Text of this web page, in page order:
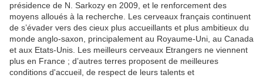
présidence de N. Sarkozy en 2009, et le renforcement des
moyens alloués à la recherche. Les cerveaux français continuent
de s’évader vers des cieux plus accueillants et plus ambitieux du
monde anglo-saxon, principalement au Royaume-Uni, au Canada
et aux Etats-Unis. Les meilleurs cerveaux Etrangers ne viennent
plus en France ; d’autres terres proposent de meilleures
conditions d'accueil, de respect de leurs talents et